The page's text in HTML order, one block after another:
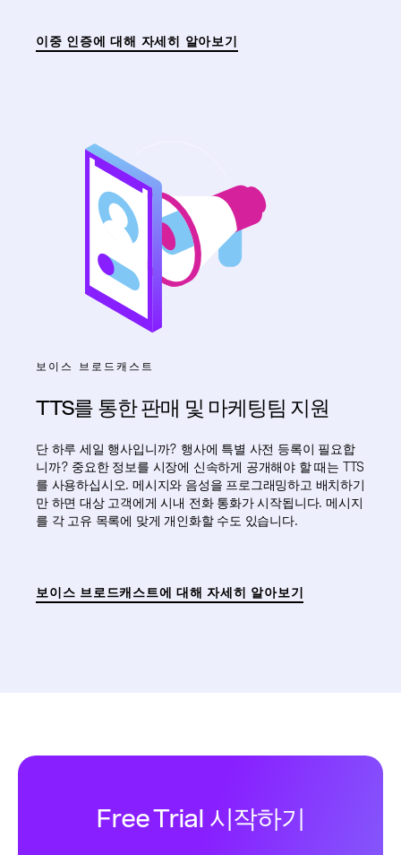
이중 인증에 대해 자세히 알아보기
보이스 브로드캐스트
TTS를 통한 판매 및 마케팅팀 지원
단 하루 세일 행사입니까? 행사에 특별 사전 등록이 필요합
니까? 중요한 정보를 시장에 신속하게 공개해야 할 때는 TTS
를 사용하십시오. 메시지와 음성을 프로그래밍하고 배치하기
만 하면 대상 고객에게 시내 전화 통화가 시작됩니다. 메시지
를 각 고유 목록에 맞게 개인화할 수도 있습니다.
보이스 브로드캐스트에 대해 자세히 알아보기
Free Trial 시작하기